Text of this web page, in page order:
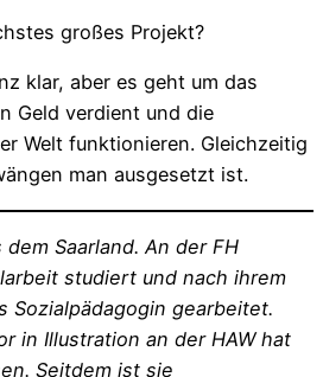
großes Projekt?
klar, aber es geht um das
Geld verdient und die
Welt funktionieren. Gleichzeitig
man ausgesetzt ist.
Saarland. An der FH
studiert und nach ihrem
Sozialpädagogin gearbeitet.
in Illustration an der HAW hat
Seitdem ist sie